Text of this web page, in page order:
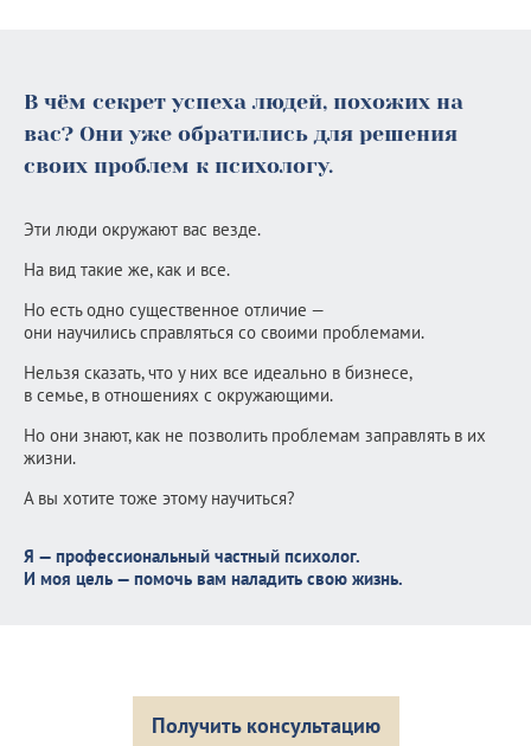
В чём секрет успеха людей, похожих на
вас? Они уже обратились для решения
своих проблем к психологу.
Эти люди окружают вас везде.
На вид такие же, как и все.
Но есть одно существенное отличие —
они научились справляться со своими проблемами.
Нельзя сказать, что у них все идеально в бизнесе,
в семье, в отношениях с окружающими.
Но они знают, как не позволить проблемам заправлять в их
жизни.
А вы хотите тоже этому научиться?
Я — профессиональный частный психолог.
И моя цель — помочь вам наладить свою жизнь.
Получить консультацию